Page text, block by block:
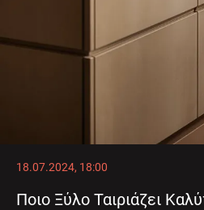
18.07.2024, 18:00
Ποιο Ξύλο Ταιριάζει